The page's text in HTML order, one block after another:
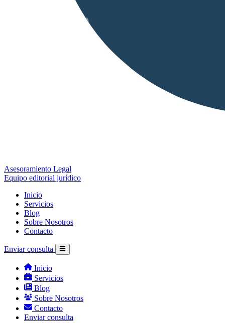
Asesoramiento Legal
Equipo editorial jurídico
Inicio
Servicios
Blog
Sobre Nosotros
Contacto
Enviar consulta
Inicio
Servicios
Blog
Sobre Nosotros
Contacto
Enviar consulta